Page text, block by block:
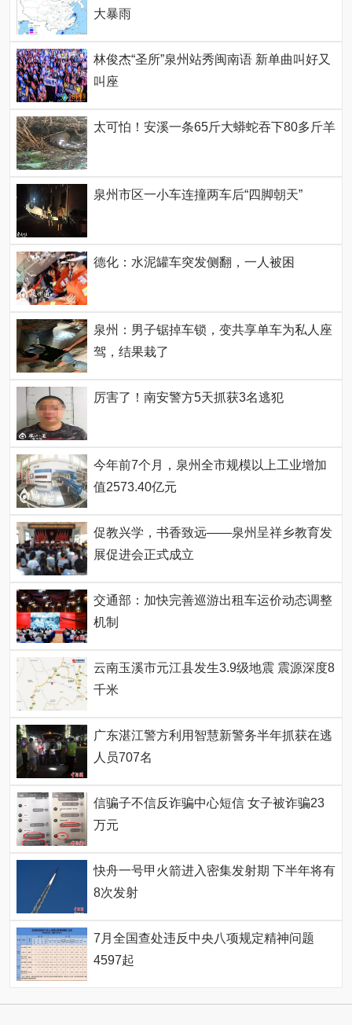
大暴雨
林俊杰“圣所”泉州站秀闽南语 新单曲叫好又
叫座
太可怕！安溪一条65斤大蟒蛇吞下80多斤羊
泉州市区一小车连撞两车后“四脚朝天”
德化：水泥罐车突发侧翻，一人被困
泉州：男子锯掉车锁，变共享单车为私人座
驾，结果栽了
厉害了！南安警方5天抓获3名逃犯
今年前7个月，泉州全市规模以上工业增加
值2573.40亿元
促教兴学，书香致远——泉州呈祥乡教育发
展促进会正式成立
交通部：加快完善巡游出租车运价动态调整
机制
云南玉溪市元江县发生3.9级地震 震源深度8
千米
广东湛江警方利用智慧新警务半年抓获在逃
人员707名
信骗子不信反诈骗中心短信 女子被诈骗23
万元
快舟一号甲火箭进入密集发射期 下半年将有
8次发射
7月全国查处违反中央八项规定精神问题
4597起